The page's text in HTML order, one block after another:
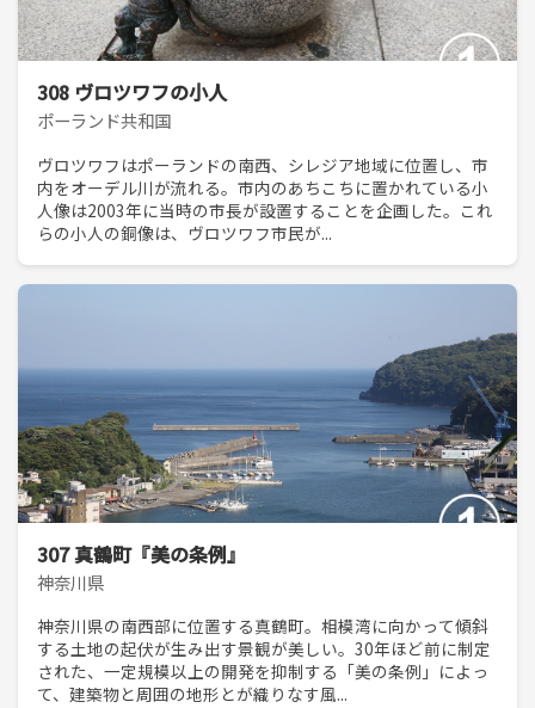
308 ヴロツワフの小人
ポーランド共和国
ヴロツワフはポーランドの南西、シレジア地域に位置し、市
内をオーデル川が流れる。市内のあちこちに置かれている小
人像は2003年に当時の市長が設置することを企画した。これ
らの小人の銅像は、ヴロツワフ市民が...
307 真鶴町『美の条例』
神奈川県
神奈川県の南西部に位置する真鶴町。相模湾に向かって傾斜
する土地の起伏が生み出す景観が美しい。30年ほど前に制定
された、一定規模以上の開発を抑制する「美の条例」によっ
て、建築物と周囲の地形とが織りなす風...